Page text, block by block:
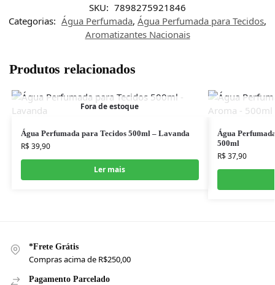
SKU: 7898275921846
Categorias: Água Perfumada, Água Perfumada para Tecidos,
Aromatizantes Nacionais
Produtos relacionados
Fora de estoque
Água Perfumada para Tecidos 500ml – Lavanda
R$39,90
Ler mais
Água
500ml
R$37,90
*Frete Grátis
Compras acima de R$250,00
Pagamento Parcelado